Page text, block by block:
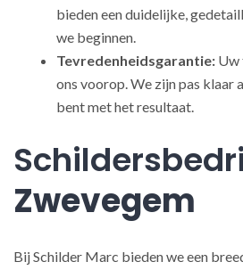
bieden een duidelijke,
we beginnen.
Tevredenheidsgarantie: Uw
ons voorop. We zijn pas klaar
bent met het resultaat.
Zwevegem
Bij Schilder Marc bieden we een